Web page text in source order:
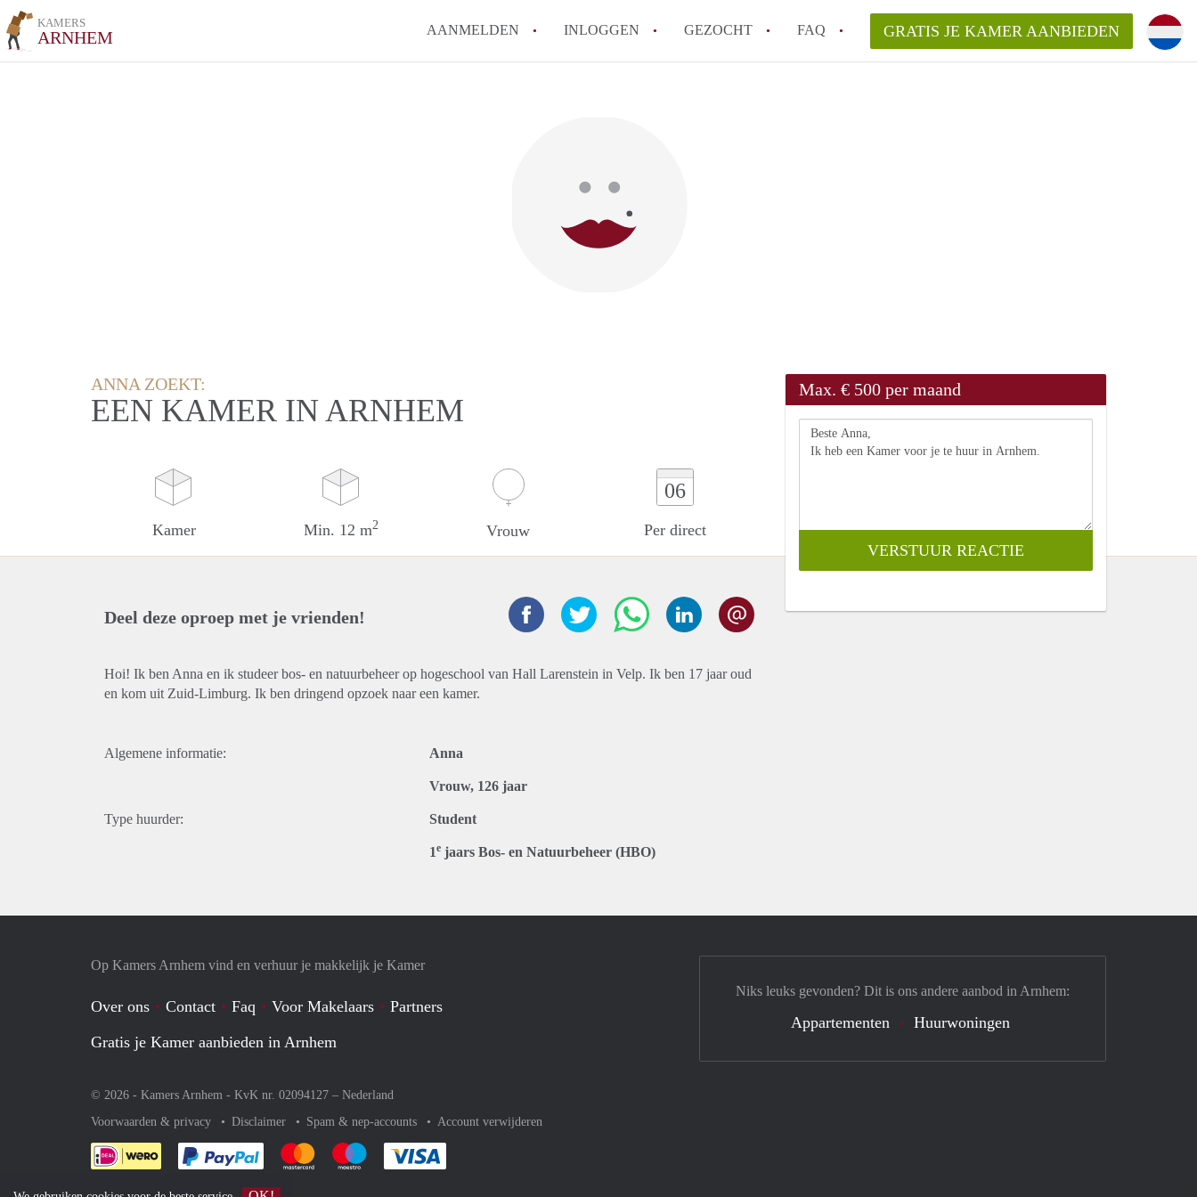
KAMERS
ARNHEM AANMELDEN INLOGGEN GEZOCHT FAQ GRATIS JE KAMER AANBIEDEN
ANNA ZOEKT:
EEN KAMER IN ARNHEM
Kamer Min. 12 m2 Vrouw
06
Per direct
Max. € 500 per maand
Deel deze oproep met je vrienden!
Hoi! Ik ben Anna en ik studeer bos- en natuurbeheer op hogeschool van Hall Larenstein in Velp. Ik ben 17 jaar oud
en kom uit Zuid-Limburg. Ik ben dringend opzoek naar een kamer.
Algemene informatie: Anna
Vrouw, 126 jaar
Type huurder: Student
1e jaars Bos- en Natuurbeheer (HBO)
Op Kamers Arnhem vind en verhuur je makkelijk je Kamer
Over ons Contact Faq Voor Makelaars
Partners
Gratis je Kamer aanbieden in Arnhem
© 2026 - Kamers Arnhem - KvK nr. 02094127 – Nederland
Voorwaarden & privacy
Disclaimer Spam & nep-accounts Account verwijderen
Je rekent gemakkelijk af met Paypal
Je rekent gemakkelijk af met Mastercard
Je rekent gemakkelijk af met Meastro
Niks leuks gevonden? Dit is ons andere aanbod in Arnhem:
Appartementen Huurwoningen